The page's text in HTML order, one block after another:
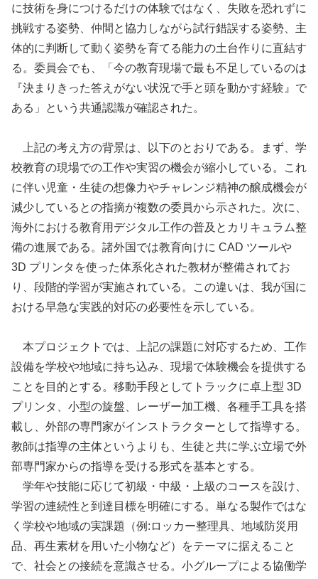
に技術を身につけるだけの体験ではなく、失敗を恐れずに
挑戦する姿勢、仲間と協力しながら試行錯誤する姿勢、主
体的に判断して動く姿勢を育てる能力の土台作りに直結す
る。委員会でも、「今の教育現場で最も不足しているのは
『決まりきった答えがない状況で手と頭を動かす経験』で
ある」という共通認識が確認された。
上記の考え方の背景は、以下のとおりである。まず、学
校教育の現場での工作や実習の機会が縮小している。これ
に伴い児童・生徒の想像力やチャレンジ精神の醸成機会が
減少しているとの指摘が複数の委員から示された。次に、
海外における教育用デジタル工作の普及とカリキュラム整
備の進展である。諸外国では教育向けに CAD ツールや
3D プリンタを使った体系化された教材が整備されてお
り、段階的学習が実施されている。この違いは、我が国に
おける早急な実践的対応の必要性を示している。
本プロジェクトでは、上記の課題に対応するため、工作
設備を学校や地域に持ち込み、現場で体験機会を提供する
ことを目的とする。移動手段としてトラックに卓上型 3D
プリンタ、小型の旋盤、レーザー加工機、各種手工具を搭
載し、外部の専門家がインストラクターとして指導する。
教師は指導の主体というよりも、生徒と共に学ぶ立場で外
部専門家からの指導を受ける形式を基本とする。
学年や技能に応じて初級・中級・上級のコースを設け、
学習の連続性と到達目標を明確にする。単なる製作ではな
く学校や地域の実課題（例:ロッカー整理具、地域防災用
品、再生素材を用いた小物など）をテーマに据えること
で、社会との接続を意識させる。小グループによる協働学